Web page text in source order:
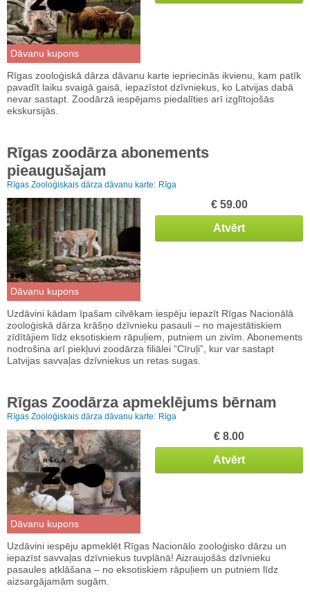
Dāvanu kupons
Rīgas zooloģiskā dārza dāvanu karte iepriecinās ikvienu, kam patīk
pavadīt laiku svaigā gaisā, iepazīstot dzīvniekus, ko Latvijas dabā
nevar sastapt. Zoodārzā iespējams piedalīties arī izglītojošās
ekskursijās.
Rīgas zoodārza abonements
pieaugušajam
Rīgas Zooloģiskais dārza dāvanu karte: Rīga
Dāvanu kupons
€ 59.00
Atvērt
Uzdāvini kādam īpašam cilvēkam iespēju iepazīt Rīgas Nacionālā
zooloģiskā dārza krāšņo dzīvnieku pasauli – no majestātiskiem
zīdītājiem līdz eksotiskiem rāpuļiem, putniem un zivīm. Abonements
nodrošina arī piekļuvi zoodārza filiālei “Cīruļi”, kur var sastapt
Latvijas savvaļas dzīvniekus un retas sugas.
Rīgas Zoodārza apmeklējums bērnam
Rīgas Zooloģiskais dārza dāvanu karte: Rīga
Dāvanu kupons
€ 8.00
Atvērt
Uzdāvini iespēju apmeklēt Rīgas Nacionālo zooloģisko dārzu un
iepazīst savvaļas dzīvniekus tuvplānā! Aizraujošās dzīvnieku
pasaules atklāšana – no eksotiskiem rāpuļiem un putniem līdz
aizsargājamām sugām.